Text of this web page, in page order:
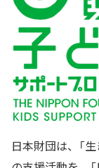
日本財団は、「